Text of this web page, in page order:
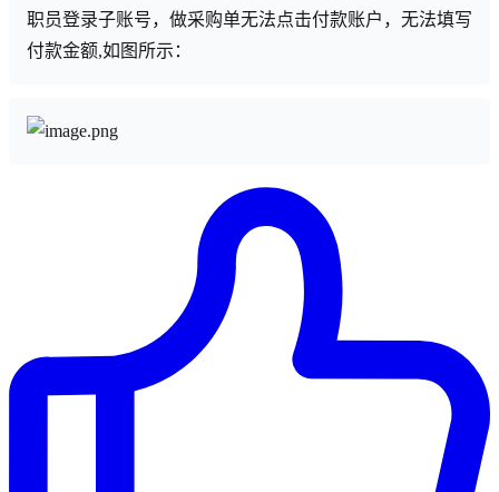
职员登录子账号，做采购单无法点击付款账户，无法填写
付款金额,如图所示：